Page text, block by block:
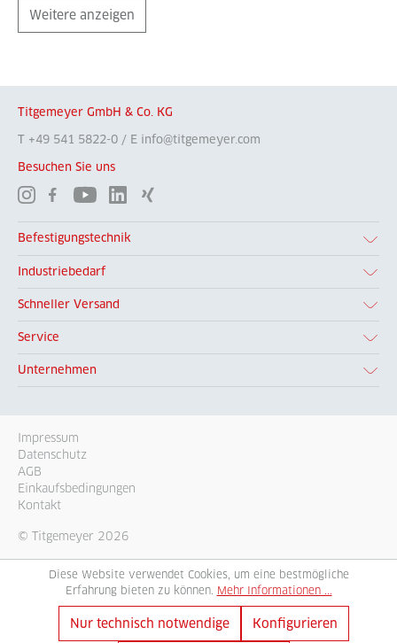
Weitere anzeigen
Titgemeyer GmbH & Co. KG
T +49 541 5822-0 / E info@titgemeyer.com
Besuchen Sie uns
Befestigungstechnik
Industriebedarf
Schneller Versand
Service
Unternehmen
Impressum
Datenschutz
AGB
Einkaufsbedingungen
Kontakt
© Titgemeyer 2026
Diese Website verwendet Cookies, um eine bestmögliche
Erfahrung bieten zu können. Mehr Informationen ...
Nur technisch notwendige Konfigurieren